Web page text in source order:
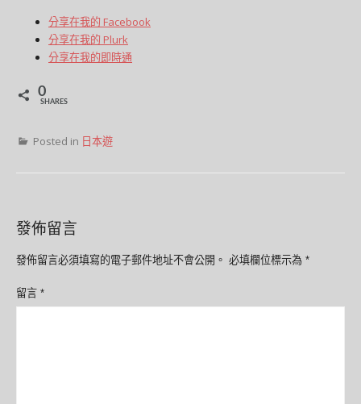
分享在我的 Facebook
分享在我的 Plurk
分享在我的即時通
0
SHARES
Posted in 日本遊
發佈留言
發佈留言必須填寫的電子郵件地址不會公開。 必填欄位標示為 *
留言 *